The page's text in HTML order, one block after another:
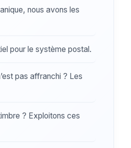
nous avons les
pour le système postal.
pas affranchi ? Les
? Exploitons ces